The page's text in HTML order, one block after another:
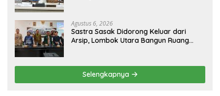
Agustus 6, 2026
Sastra Sasak Didorong Keluar dari
Arsip, Lombok Utara Bangun Ruang
Selengkapnya